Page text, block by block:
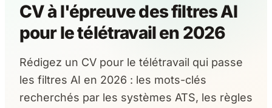
CV à l'épreuve des filtres AI
pour le télétravail en 2026
Rédigez un CV pour le télétravail qui passe
les filtres AI en 2026 : les mots-clés
recherchés par les systèmes ATS, les règles